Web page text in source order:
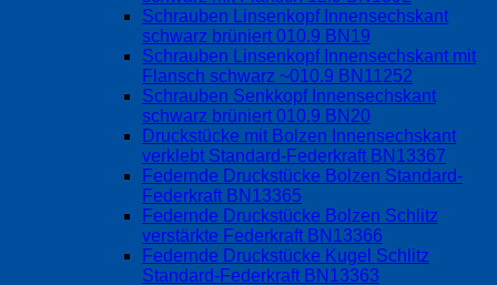
Schrauben Linsenkopf Innensechskant
schwarz brüniert 010.9 BN19
Schrauben Linsenkopf Innensechskant mit
Flansch schwarz ~010.9 BN11252
Schrauben Senkkopf Innensechskant
schwarz brüniert 010.9 BN20
Druckstücke mit Bolzen Innensechskant
verklebt Standard-Federkraft BN13367
Federnde Druckstücke Bolzen Standard-
Federkraft BN13365
Federnde Druckstücke Bolzen Schlitz
verstärkte Federkraft BN13366
Federnde Druckstücke Kugel Schlitz
Standard-Federkraft BN13363